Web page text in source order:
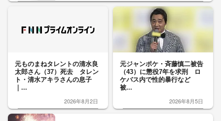
元ものまねタレントの清水良
太郎さん（37）死去 タレン
ト・清水アキラさんの息子
｜...
2026年8月2日
元ジャンポケ・斉藤慎二被告
（43）に懲役7年を求刑 ロ
ケバス内で性的暴行など
被...
2026年8月5日